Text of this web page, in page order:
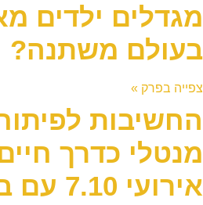
מגדלים ילדים
בעולם משתנה?
צפייה בפרק »
החשיבות
מנטלי כדרך
אירועי 7.10 עם בצלאל טליה